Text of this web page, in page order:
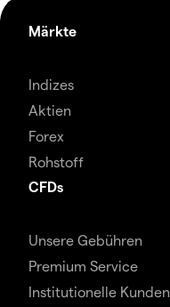
Märkte
Indizes
Aktien
Forex
Rohstoff
CFDs
Unsere Gebühren
Premium Service
Institutionelle Kunden